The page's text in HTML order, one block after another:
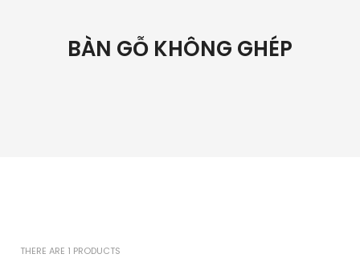
BÀN GỖ KHÔNG GHÉP
THERE ARE 1 PRODUCTS